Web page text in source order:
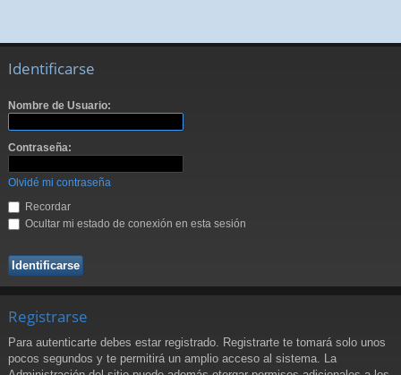
Identificarse
Nombre de Usuario:
Contraseña:
Olvidé mi contraseña
Recordar
Ocultar mi estado de conexión en esta sesión
Registrarse
Para autenticarte debes estar registrado. Registrarte te tomará solo unos
pocos segundos y te permitirá un amplio acceso al sistema. La